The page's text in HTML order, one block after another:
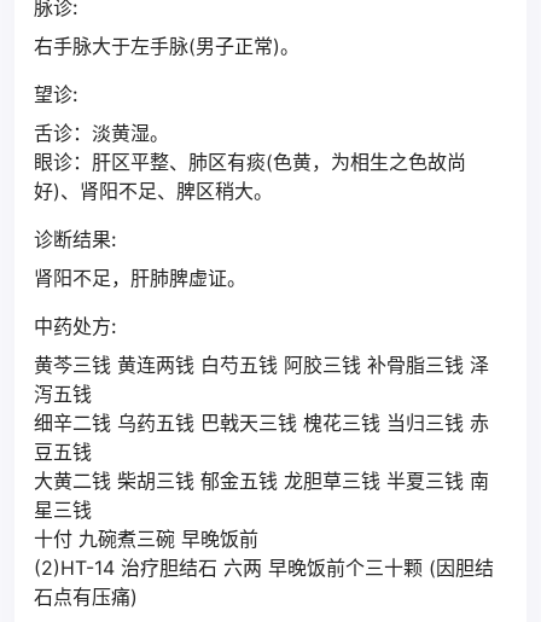
脉诊:
右手脉大于左手脉(男子正常)。
望诊:
舌诊：淡黄湿。
眼诊：肝区平整、肺区有痰(色黄，为相生之色故尚
好)、肾阳不足、脾区稍大。
诊断结果:
肾阳不足，肝肺脾虚证。
中药处方:
黄芩三钱 黄连两钱 白芍五钱 阿胶三钱 补骨脂三钱 泽
泻五钱
细辛二钱 乌药五钱 巴戟天三钱 槐花三钱 当归三钱 赤
豆五钱
大黄二钱 柴胡三钱 郁金五钱 龙胆草三钱 半夏三钱 南
星三钱
十付 九碗煮三碗 早晚饭前
(2)HT-14 治疗胆结石 六两 早晚饭前个三十颗 (因胆结
石点有压痛)